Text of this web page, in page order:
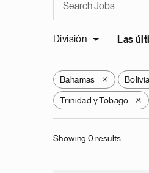
División Las
Bahamas X Bolivia
Trinidad y Tobago X
Showing 0 results